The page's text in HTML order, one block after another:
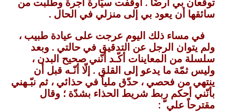
سائقها أن يعود بي إلى منزلي في الحال .
في مساء ذلك اليوم عرجت على عيادة طبيب ،
ولم يتوان الرجل عن التدقيق في حالتي . وبعد
سلسلة من المعاينات أكّـد أنّني صحيح البدن ،
وليس ثمّة ما يدعو إلى القلق . إلّا أنّـه قبل أن
ينتهي من فحصي ، حدّق ملياً في حذائي ، ثم نبّـهني
بأنّني أحكم ربط شريط الحذاء بشدّة ؛ وقال
مقترحاً علي ّ :